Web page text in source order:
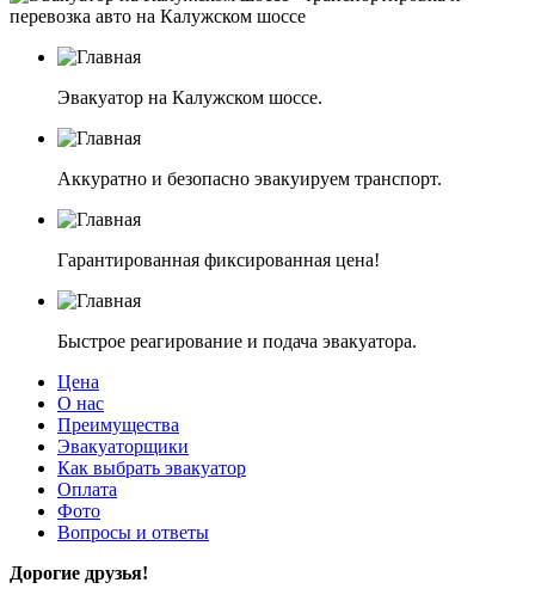
Эвакуатор на Калужском шоссе.
Аккуратно и безопасно эвакуируем транспорт.
Гарантированная фиксированная цена!
Быстрое реагирование и подача эвакуатора.
Цена
О нас
Преимущества
Эвакуаторщики
Как выбрать эвакуатор
Оплата
Фото
Вопросы и ответы
Дорогие друзья!